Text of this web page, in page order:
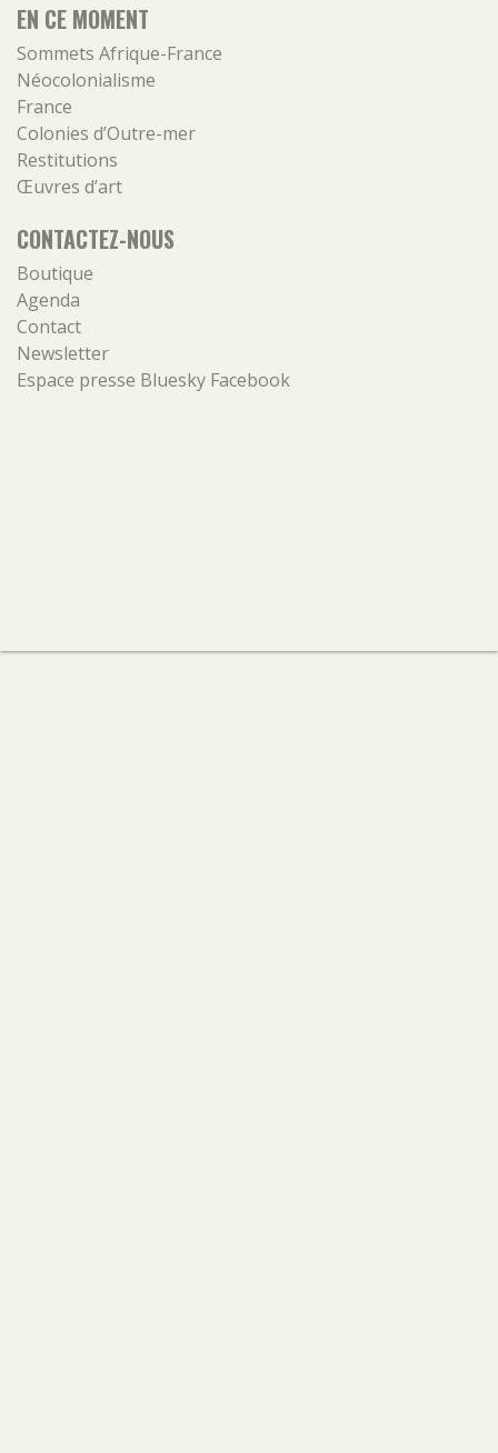
EN CE MOMENT
Sommets Afrique-France
Néocolonialisme
France
Colonies d’Outre-mer
Restitutions
Œuvres d’art
CONTACTEZ-NOUS
Boutique
Agenda
Contact
Newsletter
Espace presse Bluesky Facebook